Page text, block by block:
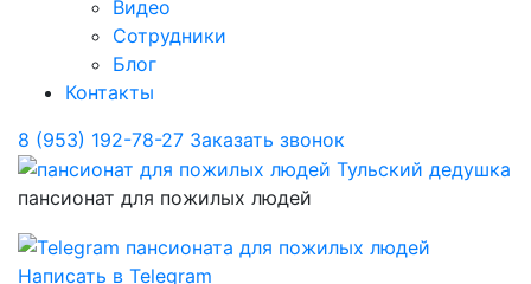
Видео
Сотрудники
Блог
Контакты
8 (953) 192-78-27 Заказать звонок
пансионат для пожилых людей
Написать в Telegram